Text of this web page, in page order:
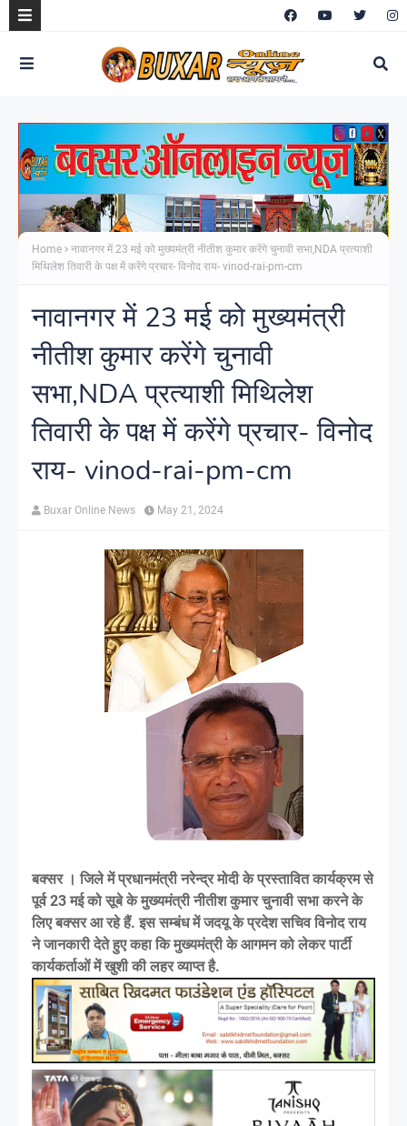
Home
नावानगर में 23 मई को मुख्यमंत्री नीतीश कुमार करेंगे चुनावी सभा,NDA प्रत्याशी
मिथिलेश तिवारी के पक्ष में करेंगे प्रचार- विनोद राय- vinod-rai-pm-cm
नावानगर में 23 मई को मुख्यमंत्री
नीतीश कुमार करेंगे चुनावी
सभा,NDA प्रत्याशी मिथिलेश
तिवारी के पक्ष में करेंगे प्रचार- विनोद
राय- vinod-rai-pm-cm
Buxar Online News May 21, 2024
बक्सर । जिले में प्रधानमंत्री नरेन्द्र मोदी के प्रस्तावित कार्यक्रम से
पूर्व 23 मई को सूबे के मुख्यमंत्री नीतीश कुमार चुनावी सभा करने के
लिए बक्सर आ रहे हैं. इस सम्बंध में जदयू के प्रदेश सचिव विनोद राय
ने जानकारी देते हुए कहा कि मुख्यमंत्री के आगमन को लेकर पार्टी
कार्यकर्ताओं में खुशी की लहर व्याप्त है.